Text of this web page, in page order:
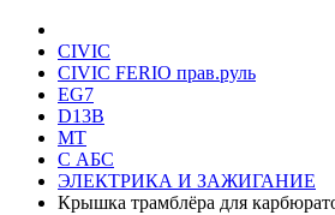
CIVIC
CIVIC FERIO прав.руль
EG7
D13B
MT
С АБС
ЭЛЕКТРИКА И ЗАЖИГАНИЕ
Крышка трамблёра для